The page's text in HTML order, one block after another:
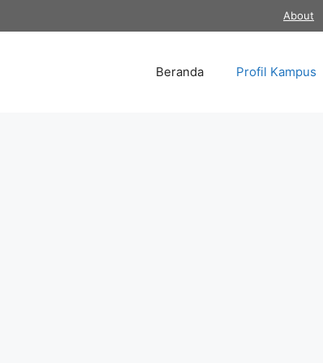
About
Beranda Profil Kampus